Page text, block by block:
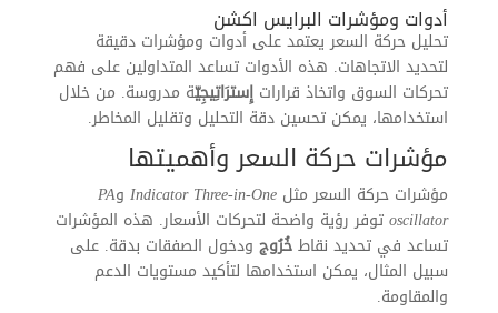
أدوات ومؤشرات البرايس اكشن
تحليل حركة السعر يعتمد على أدوات ومؤشرات دقيقة
لتحديد الاتجاهات. هذه الأدوات تساعد المتداولين على فهم
تحركات السوق واتخاذ قرارات إِسترَاتِيجِيّة مدروسة. من خلال
استخدامها، يمكن تحسين دقة التحليل وتقليل المخاطر.
مؤشرات حركة السعر وأهميتها
مؤشرات حركة السعر مثل Indicator Three-in-OneوPA
oscillatorتوفر رؤية واضحة لتحركات الأسعار. هذه المؤشرات
تساعد في تحديد نقاطخُرُوجودخول الصفقات بدقة. على
سبيل المثال، يمكن استخدامها لتأكيد مستويات الدعم
والمقاومة.